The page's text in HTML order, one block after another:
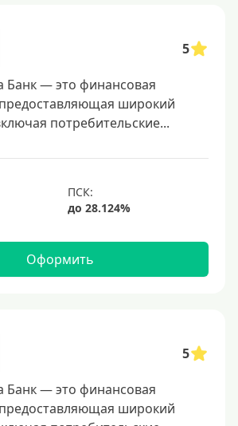
5
Банк — это финансовая
широкий
потребительские...
Оформить
5
Банк — это финансовая
широкий